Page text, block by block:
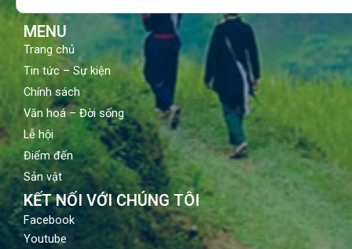
MENU
Trang chủ
Tin tức – Sự kiện
Chính sách
Văn hoá – Đời sống
Lễ hội
Điểm đến
Sản vật
KẾT NỐI VỚI CHÚNG TÔI
Facebook
Youtube